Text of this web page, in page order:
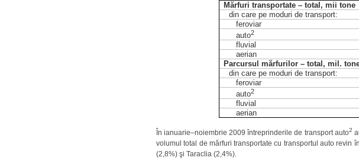
Mărfuri transportate – total, mii tone
din care pe moduri de transport:
feroviar
auto2
fluvial
aerian
Parcursul mărfurilor – total, mil.
din care pe moduri de transport:
feroviar
auto2
fluvial
aerian
În ianuarie–noiembrie 2009 întreprinderile de transport auto2
volumul total de mărfuri transportate cu transportul auto revin
(2,8%) şi Taraclia (2,4%).